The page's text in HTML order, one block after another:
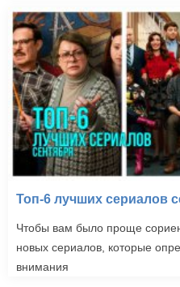
Топ-6 лучших сериалов
Чтобы вам было проще
новых сериалов, которые
внимания